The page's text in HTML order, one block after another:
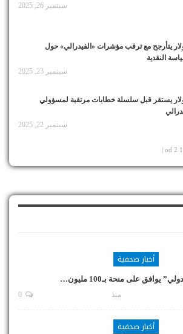
سبتمبر 26, 2025
يتأرجح مع ترقب مؤشرات «الفيدرالي» حول
النقدية
سبتمبر 23, 2025
يستقر قبل سلسلة خطابات مرتقبة لمسؤولي
سبتمبر 22, 2025
1 od 2 |
أخبار صحفية
يوافق على منحة بـ100 مليون…
منذ
أخبار صحفية